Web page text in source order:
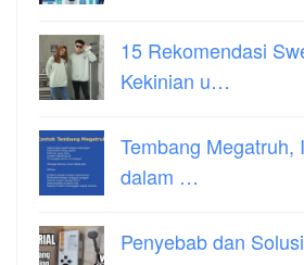
15 Rekomendasi
Kekinian u…
Tembang Megatruh,
dalam …
Penyebab dan